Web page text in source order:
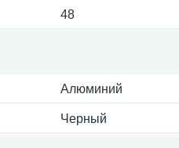
48
Алюминий
Черный